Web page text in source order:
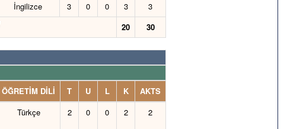
İngilizce 3 0 0 3
3
20 30
ÖĞRETİM DİLİ T U L K
AKTS
Türkçe 2 0 0 2 2